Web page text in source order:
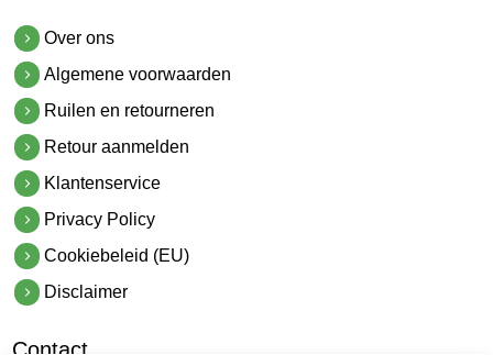
Over ons
Algemene voorwaarden
Ruilen en retourneren
Retour aanmelden
Klantenservice
Privacy Policy
Cookiebeleid (EU)
Disclaimer
Contact